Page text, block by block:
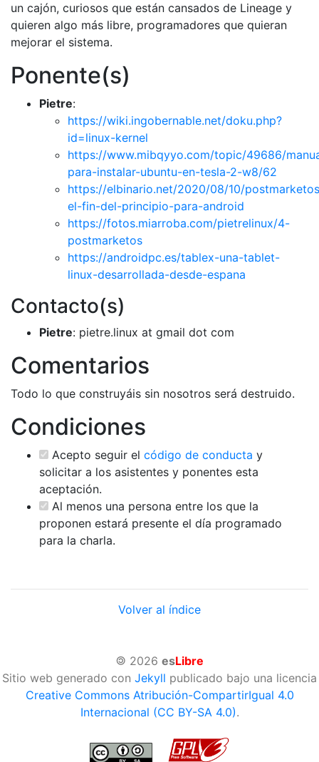
un cajón, curiosos que están cansados de Lineage y
quieren algo más libre, programadores que quieran
mejorar el sistema.
Ponente(s)
Pietre:
https://wiki.ingobernable.net/doku.php?
id=linux-kernel
https://www.mibqyyo.com/topic/49686/
para-instalar-ubuntu-en-tesla-2-w8/62
https://elbinario.net/2020/08/10/
el-fin-del-principio-para-android
https://fotos.miarroba.com/pietrelinux/4-
postmarketos
https://androidpc.es/tablex-una-tablet-
linux-desarrollada-desde-espana
Contacto(s)
Pietre: pietre.linux at gmail dot com
Comentarios
Todo lo que construyáis sin nosotros será destruido.
Condiciones
Acepto seguir el código de conducta y
solicitar a los asistentes y ponentes esta
aceptación.
Al menos una persona entre los que la
proponen estará presente el día programado
para la charla.
Volver al índice
© 2026 esLibre
Sitio web generado con Jekyll publicado bajo una licencia
Creative Commons Atribución-CompartirIgual 4.0
Internacional (CC BY-SA 4.0).